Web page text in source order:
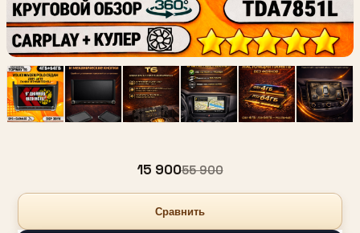
15 90055 900
Сравнить